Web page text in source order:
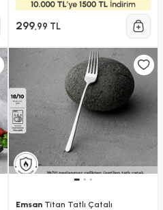
299,99 TL
EmsanTitan Tatlı Çatalı